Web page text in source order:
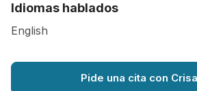
Idiomas hablados
English
Pide una cita con